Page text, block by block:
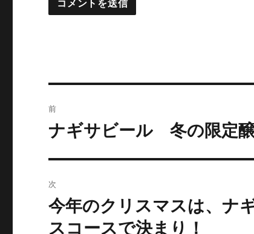
稿
ゲ
ー
前
過
去
の
投
稿:
ナギサビール 冬の限定
次
次
の
今年のクリスマスは、ナ
スコースで決まり！